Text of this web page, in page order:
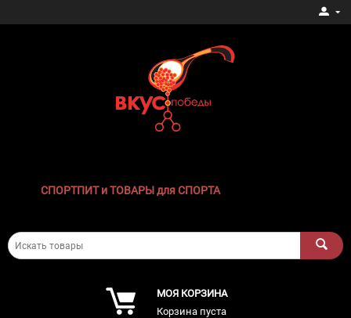
СПОРТПИТ и ТОВАРЫ для СПОРТА
МОЯ КОРЗИНА
Корзина пуста